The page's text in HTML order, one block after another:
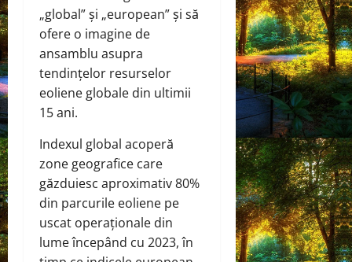
„global” și „european” și să
ofere o imagine de
ansamblu asupra
tendințelor resurselor
eoliene globale din ultimii
15 ani.
Indexul global acoperă
zone geografice care
găzduiesc aproximativ 80%
din parcurile eoliene pe
uscat operaționale din
lume începând cu 2023, în